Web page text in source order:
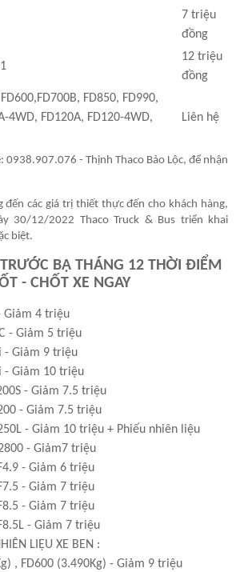
7 triệu
đồng
12 triệu
đồng
FD850, FD990,
4WD, FD120A, FD120-4WD,
Liên hệ
0938.907.076 - Thịnh Thaco Bảo Lộc, để nhận
đến các giá trị thiết thực đến cho khách hàng,
30/12/2022 Thaco Truck & Bus triển khai
biệt.
BẠ THÁNG 12 THỜI ĐIỂM
- CHỐT XE NGAY
Giảm 4 triệu
- Giảm 5 triệu
- Giảm 9 triệu
- Giảm 10 triệu
- Giảm 7.5 triệu
- Giảm 7.5 triệu
- Giảm 10 triệu + Phiếu nhiên liệu
- Giảm7 triệu
- Giảm 6 triệu
- Giảm 7 triệu
- Giảm 7 triệu
- Giảm 7 triệu
LIỆU XE BEN :
, FD600 (3.490Kg) - Giảm 9 triệu